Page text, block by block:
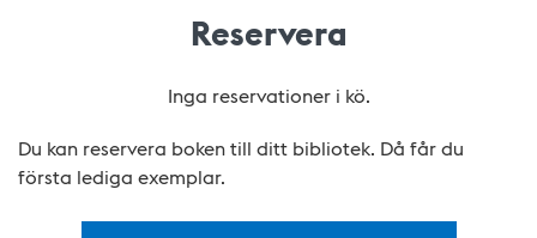
Reservera
Inga reservationer i kö.
Du kan reservera boken till ditt bibliotek. Då får du
första lediga exemplar.